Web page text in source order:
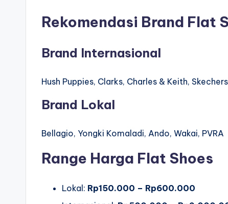
Rekomendasi Brand Flat
Brand Internasional
Hush Puppies, Clarks, Charles & Keith,
Brand Lokal
Bellagio, Yongki Komaladi, Ando, Wakai, PVRA
Range Harga Flat Shoes
Lokal: Rp150.000 – Rp600.000